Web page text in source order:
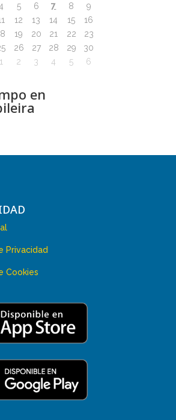
5 6 7 8
9
12 13 14 15
16
19 20 21 22
23
26 27 28 29
30
1 2 3 4 5 6
en
Privacidad
Cookies